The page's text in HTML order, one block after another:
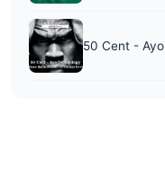
50 Cent -